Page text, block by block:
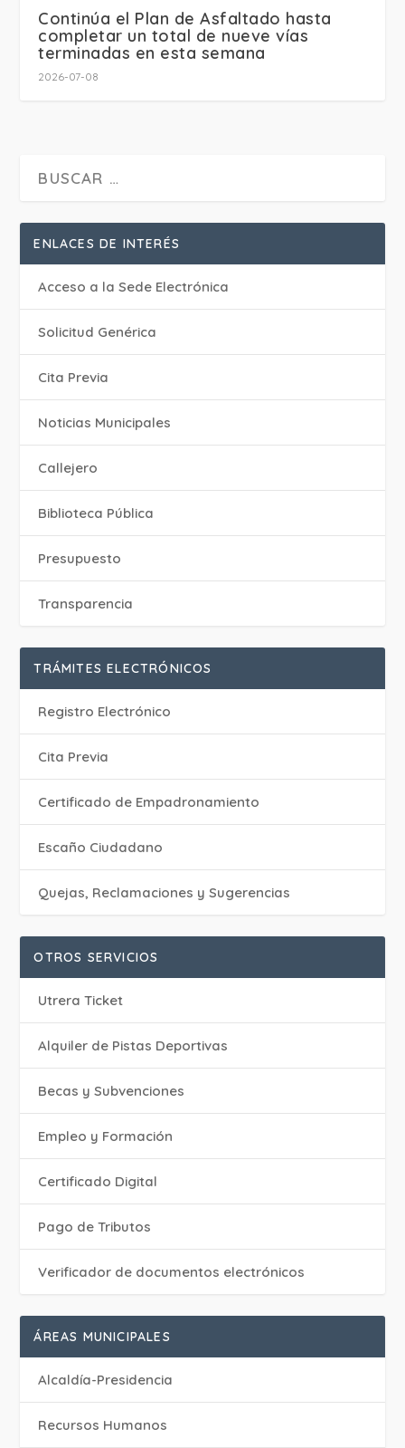
Continúa el Plan de Asfaltado hasta
completar un total de nueve vías
terminadas en esta semana
2026-07-08
ENLACES DE INTERÉS
Acceso a la Sede Electrónica
Solicitud Genérica
Cita Previa
‎Noticias Municipales
Callejero
Biblioteca Pública
Presupuesto
Transparencia
TRÁMITES ELECTRÓNICOS
Registro Electrónico
Cita Previa
Certificado de Empadronamiento
Escaño Ciudadano
Quejas, Reclamaciones y Sugerencias
OTROS SERVICIOS
Utrera Ticket
Alquiler de Pistas Deportivas
Becas y Subvenciones
Empleo y Formación
Certificado Digital
Pago de Tributos
Verificador de documentos electrónicos
ÁREAS MUNICIPALES
Alcaldía-Presidencia
Recursos Humanos